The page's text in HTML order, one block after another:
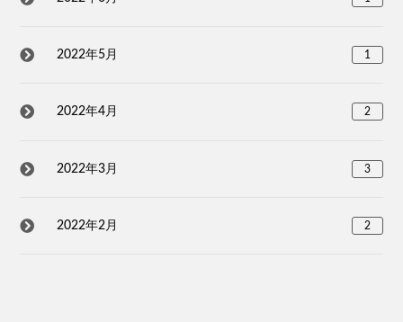
2022年5月 1
2022年4月 2
2022年3月 3
2022年2月 2